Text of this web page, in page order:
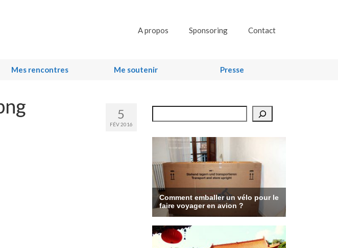
A propos Sponsoring Contact
Mes rencontres Me soutenir Presse
5
FÉV 2016